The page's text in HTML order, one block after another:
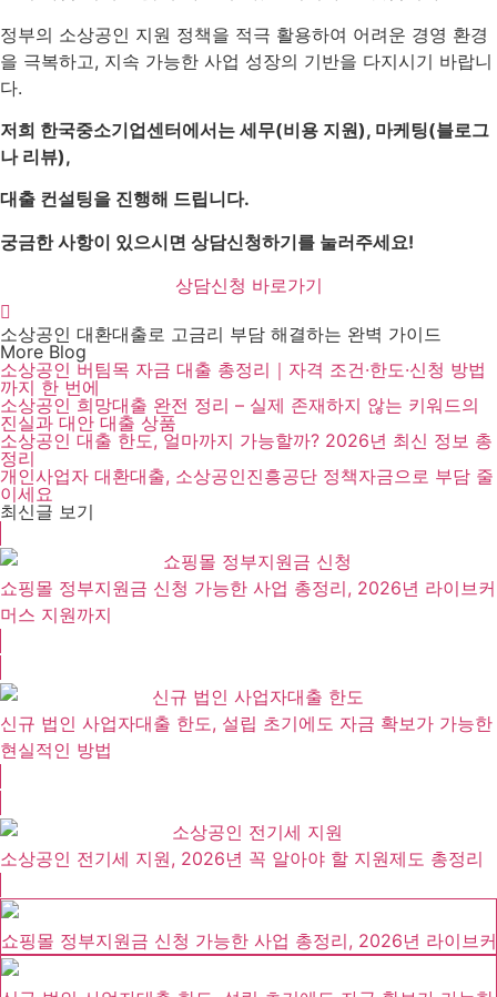
정부의 소상공인 지원 정책을 적극 활용하여 어려운 경영 환경
을 극복하고, 지속 가능한 사업 성장의 기반을 다지시기 바랍니
다.
저희 한국중소기업센터에서는 세무(비용 지원), 마케팅(블로그
나 리뷰),
대출 컨설팅을 진행해 드립니다.
궁금한 사항이 있으시면 상담신청하기를 눌러주세요!
상담신청 바로가기
소상공인 대환대출로 고금리 부담 해결하는 완벽 가이드
More Blog
소상공인 버팀목 자금 대출 총정리｜자격 조건·한도·신청 방법
까지 한 번에
소상공인 희망대출 완전 정리 – 실제 존재하지 않는 키워드의
진실과 대안 대출 상품
소상공인 대출 한도, 얼마까지 가능할까? 2026년 최신 정보 총
정리
개인사업자 대환대출, 소상공인진흥공단 정책자금으로 부담 줄
이세요
최신글 보기
쇼핑몰 정부지원금 신청 가능한 사업 총정리, 2026년 라이브커
머스 지원까지
신규 법인 사업자대출 한도, 설립 초기에도 자금 확보가 가능한
현실적인 방법
소상공인 전기세 지원, 2026년 꼭 알아야 할 지원제도 총정리
쇼핑몰 정부지원금 신청 가능한 사업 총정리, 2026년 라이브